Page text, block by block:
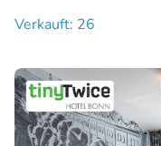
Verkauft: 26